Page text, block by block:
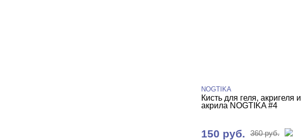
NOGTIKA
Кисть для геля, акригеля и
акрила NOGTIKA #4
150 руб. 360 руб.